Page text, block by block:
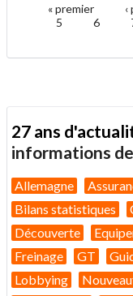
Pages« premier
5
6
27 ans
informations
Allemagne
Bilans statistiques
Découverte
Freinage
GT
Lobbying